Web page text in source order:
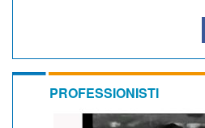
PROFESSIONISTI